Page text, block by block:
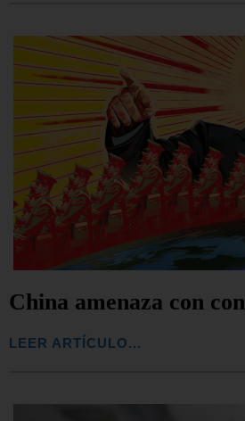
China amenaza con
LEER ARTÍCULO...